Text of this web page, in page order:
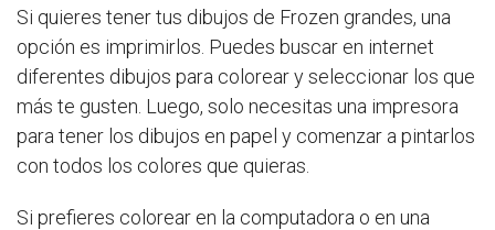
Si quieres tener tus dibujos de Frozen grandes, una
opción es imprimirlos. Puedes buscar en internet
diferentes dibujos para colorear y seleccionar los que
más te gusten. Luego, solo necesitas una impresora
para tener los dibujos en papel y comenzar a pintarlos
con todos los colores que quieras.
Si prefieres colorear en la computadora o en una